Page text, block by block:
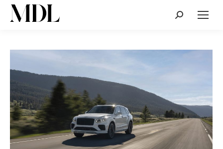
Cerca: